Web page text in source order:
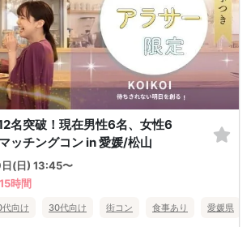
12名突破！現在男性6名、女性6
ッチングコン in 愛媛/松山
(日) 13:45〜
時間
代向け 30代向け 街コン 食事あり 愛媛県